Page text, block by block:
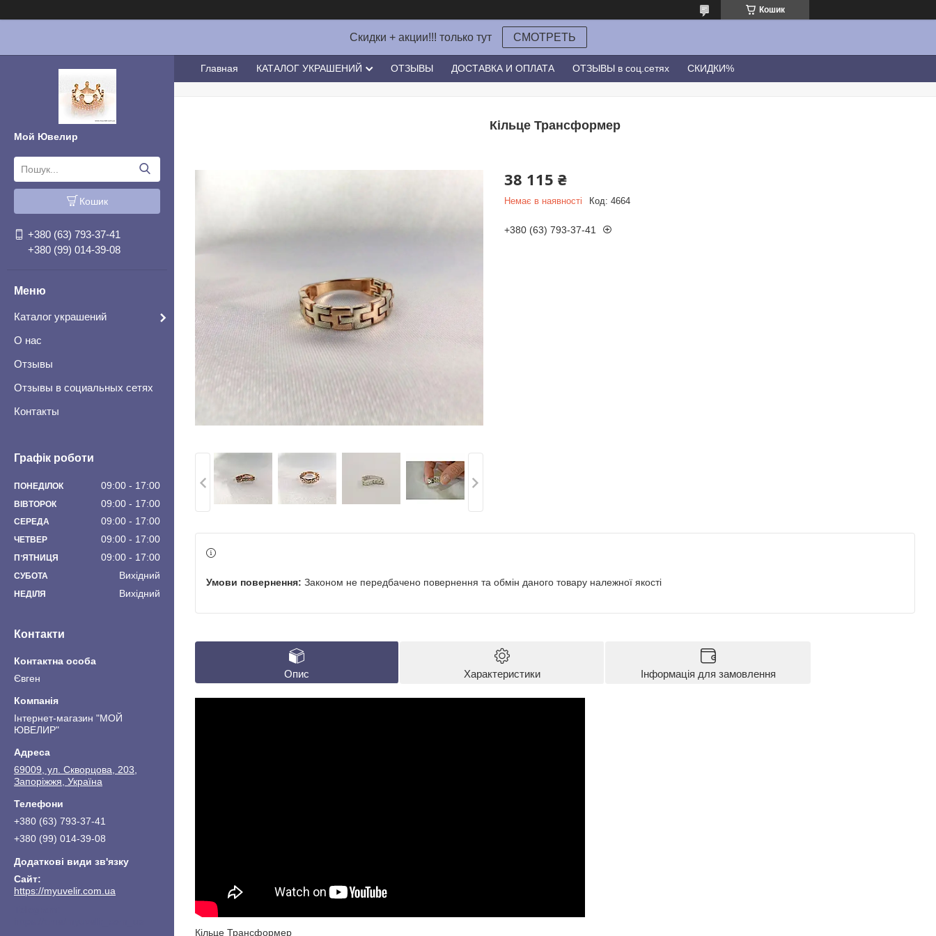
Кошик
Скидки + акции!!! только тут СМОТРЕТЬ
Мой Ювелир
Кошик
+380 (63) 793-37-41
+380 (99) 014-39-08
Каталог украшений
О нас
Отзывы
Отзывы в социальных сетях
Контакты
Графік роботи
ПОНЕДІЛОК 09:00 17:00
ВІВТОРОК 09:00 17:00
СЕРЕДА 09:00 17:00
ЧЕТВЕР 09:00 17:00
ПʼЯТНИЦЯ 09:00 17:00
СУБОТА Вихідний
НЕДІЛЯ Вихідний
Контакти
Євген
Інтернет-магазин "МОЙ
ЮВЕЛИР"
69009, ул. Скворцова, 203,
Запоріжжя, Україна
+380 (63) 793-37-41
+380 (99) 014-39-08
https://myuvelir.com.ua
Главная КАТАЛОГ УКРАШЕНИЙ ОТЗЫВЫ ДОСТАВКА И ОПЛАТА ОТЗЫВЫ в соц.сетях СКИДКИ%
Кільце Трансформер
38 115 ₴
Немає в наявності Код: 4664
+380 (63) 793-37-41
Законом не передбачено повернення та обмін даного товару належної якості
Опис Характеристики Інформація для замовлення
Кільце Трансформер